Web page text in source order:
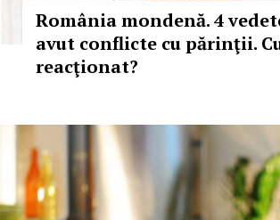
România mondenă. 4
avut conflicte cu părinţii.
reacţionat?